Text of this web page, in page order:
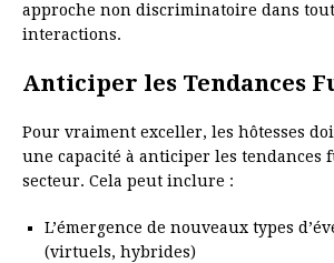
approche non discriminatoire dans
interactions.
Anticiper les Tendances
Pour vraiment exceller, les hôtesses
une capacité à anticiper les tendances
secteur. Cela peut inclure :
L’émergence de nouveaux types
(virtuels, hybrides)